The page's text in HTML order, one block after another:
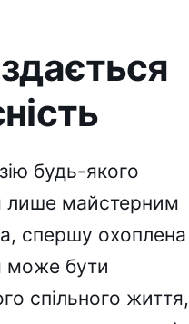
будь-якого
лише майстерним
спершу охоплена
може бути
спільного життя,